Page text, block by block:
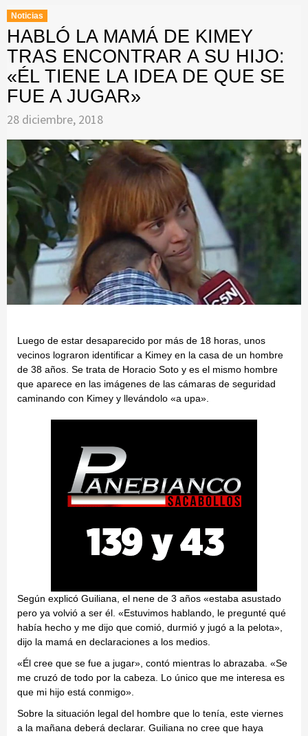
Noticias
HABLÓ LA MAMÁ DE KIMEY
TRAS ENCONTRAR A SU HIJO:
«ÉL TIENE LA IDEA DE QUE SE
FUE A JUGAR»
28 diciembre, 2018
Luego de estar desaparecido por más de 18 horas, unos
vecinos lograron identificar a Kimey en la casa de un hombre
de 38 años. Se trata de Horacio Soto y es el mismo hombre
que aparece en las imágenes de las cámaras de seguridad
caminando con Kimey y llevándolo «a upa».
Según explicó Guiliana, el nene de 3 años «estaba asustado
pero ya volvió a ser él. «Estuvimos hablando, le pregunté qué
había hecho y me dijo que comió, durmió y jugó a la pelota»,
dijo la mamá en declaraciones a los medios.
«Él cree que se fue a jugar», contó mientras lo abrazaba. «Se
me cruzó de todo por la cabeza. Lo único que me interesa es
que mi hijo está conmigo».
Sobre la situación legal del hombre que lo tenía, este viernes
a la mañana deberá declarar. Guiliana no cree que haya